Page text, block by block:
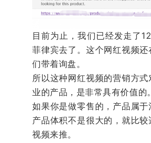
目前为止，我们已经发走了
菲律宾去了。这个网红视频还
们带着询盘。
所以这种网红视频的营销方式
业的产品，是非常具有价值的。
如果你是做零售的，产品属于
产品体积不是很大的，就比较
视频来推。